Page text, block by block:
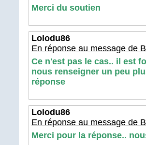
Merci du soutien
Lolodu86
En réponse au message de
Ce n'est pas le cas.. il est
nous renseigner un peu
réponse
Lolodu86
En réponse au message de
Merci pour la réponse..